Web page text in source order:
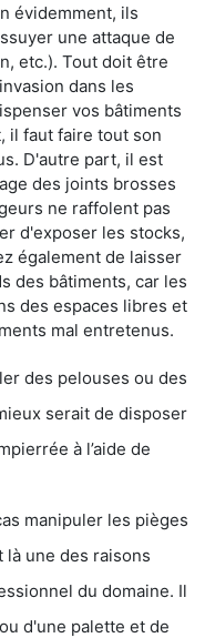
évidemment, ils
une attaque de
etc.). Tout doit être
dans les
vos bâtiments
il faut faire tout son
D'autre part, il est
des joints brosses
ne raffolent pas
d'exposer les stocks,
également de laisser
des bâtiments, car les
des espaces libres et
mal entretenus.
des pelouses ou des
serait de disposer
à l’aide de
manipuler les pièges
là une des raisons
du domaine. Il
d'une palette et de